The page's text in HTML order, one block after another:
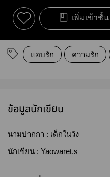
เพิ่มเข้าชั้น
แอบรัก ความรัก
ข้อมูลนักเขียน
นามปากกา : เด็กในวัง
นักเขียน : Yaowaret.s